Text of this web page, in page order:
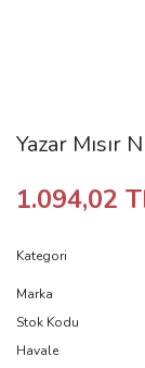
Yazar Mısır
1.094,02
Kategori
Marka
Stok Kodu
Havale